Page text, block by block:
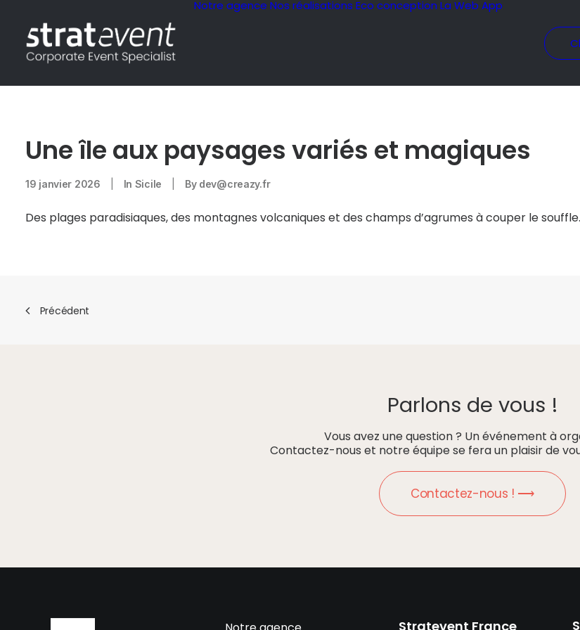
Notre agence Nos réalisations Eco conception La Web App
Une île aux paysages variés et magiques
19 janvier 2026 In Sicile By dev@creazy.fr
Des plages paradisiaques, des montagnes volcaniques et des champs d’agrumes à couper le souffle.
Précédent
Parlons de vous !
Vous avez une question ? Un événement à
Contactez-nous et notre équipe se fera un plaisir de
Contactez-nous ! ⟶
Stratevent France